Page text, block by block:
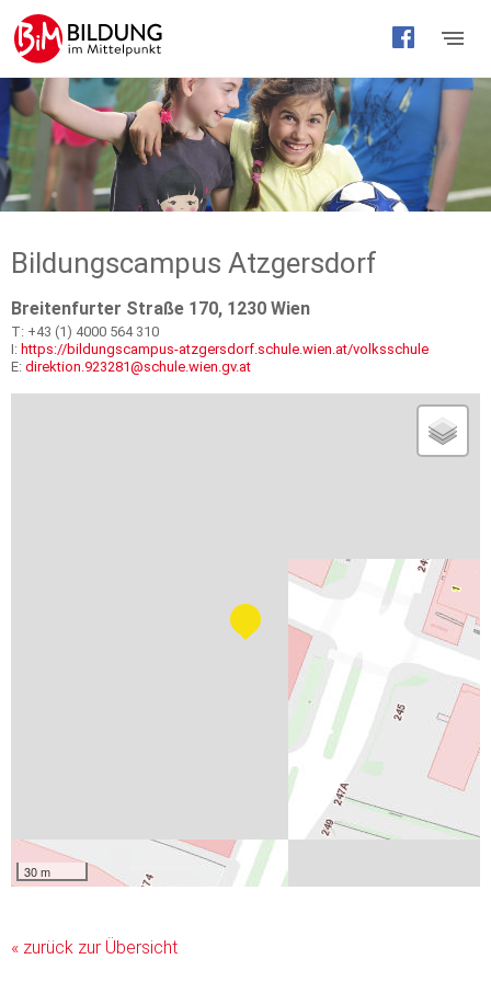
Barrierefreie
Bedienung
der
Webseite
Bildungscampus Atzgersdorf
Breitenfurter Straße 170, 1230 Wien
T: +43 (1) 4000 564 310
I: https://bildungscampus-atzgersdorf.schule.wien.at/volksschule
E: direktion.923281@schule.wien.gv.at
30 m
« zurück zur Übersicht